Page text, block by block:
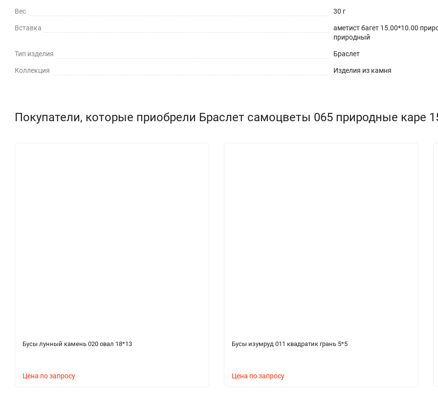
Вес 30 г
Вставка
аметист багет 15.00*10.00
природный
Тип изделия Браслет
Коллекция Изделия из камня
Покупатели, которые приобрели Браслет самоцветы 065 природные каре
Бусы лунный камень 020 овал 18*13
Цена по запросу
Бусы изумруд 011 квадратик грань 5*5
Цена по запросу